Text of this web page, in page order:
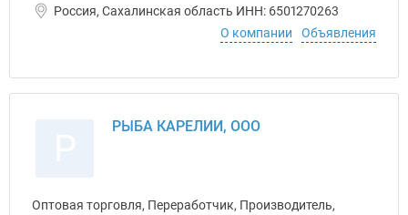
Россия, Сахалинская область ИНН: 6501270263
О компании
Объявления
РЫБА КАРЕЛИИ, ООО
Оптовая торговля, Переработчик, Производитель,